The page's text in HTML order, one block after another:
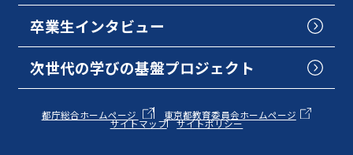
卒業生インタビュー
次世代の学びの基盤プロジェクト
都庁総合ホームページ 東京都教育委員会ホームページ
サイトマップ サイトポリシー